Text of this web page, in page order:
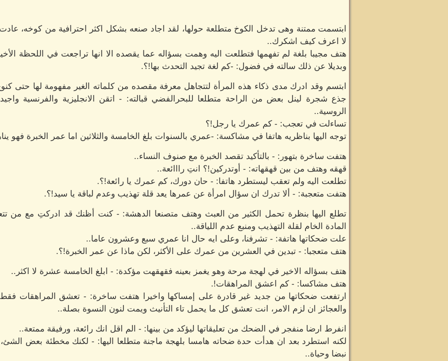
ابتسمت ممتنة وهى تدخل الكوخ متطلعة حولها، لقد اجاد صنعه بشكل اكثر احترافية من كوخه، عادت
لا اعرف كيف اشكرك..
هتف مجيبا بلغة لم تفهمها فتطلعت اليه وهمت بسؤاله عما يقصده الا انها تراجعت في اللحظة
وبديلا عن ذلك سالته في فضول: -كم لغة تجيد التحدث بها!؟.
ابتسم وقد ادرك مدى ذكاء هذه المرأة لتتجاهل معرفة مقصده من كلماته الغير مفهومة لها حتى
جذع شجرة لينل بعض من الراحة متطلعا للبحرالفضي قبالته: - اتقن الانجليزية والفرنسية واجيد
الروسية..
تساءلت في تعجب: - كم عمرك يا رجل!؟
توجه اليها بناظريه هاتفا في مشاكسة: -عمري بالسنوات بلغ الخامسة والثلاثين اما عمر الخبرة فهو
هتفت ساخرة بتهور: - بالتأكيد تقصد الخبرة مع صنوف النساء..
قهقه وهتف من بين قهقهاته: - أوتدركين!؟ انتِ رااائعة..
تطلعت اليه ولم تعقب ليستطرد هاتفا: - حان دورك، كم عمرك يا رائعة!؟.
هتفت متعجبة: - ألا تدرك ان سؤال امرأة عن عمرها يعد قلة تهذيب وعدم لباقة يا سيد!؟.
تطلع اليها بنظرة تحمل الكثير من العبث وهتف متصنعا الدهشة: - كنت أظنك قد ادركتِ مع من
المادة الخام لقلة التهذيب ومنبع عدم اللياقة..
علت ضحكاتها هاتفة: - تشرفنا، وعلى ايه حال انا عمري سبع وعشرون عاما..
هتف متعجبا: - تبدين في العشرين من عمرك على الأكثر، لكن ماذا عن عمر الخبرة!؟.
هتف بسؤاله الاخير في لهجة مرحة وهو يغمز بعينه فقهقهت مؤكدة: - ابلغ الخامسة عشرة لا اكثر..
هتف مشاكسا: - كم اعشق المراهقات!.
ارتفعت ضحكاتها من جديد غير قادرة على إمساكها واخيرا هتفت ساخرة: - تعشق المراهقات
والعجائز ان لزم الامر، انت تعشق كل ما يحمل تاء التأنيث ويمت لنون النسوة بصلة..
انفرط ارضا منفجر في الضحك من تعليقاتها ليؤكد من بينها: - الم اقل انك رائعة، ورفيقة ممتعة..
لكنه استطرد بعد ان هدأت حدة ضحاته هامسا بلهجة ماجنة متطلعا اليها: - لكنك مخطئة بعض
نبضا وحياة..